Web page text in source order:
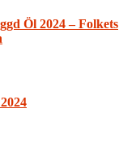
Öl 2024 – Folkets